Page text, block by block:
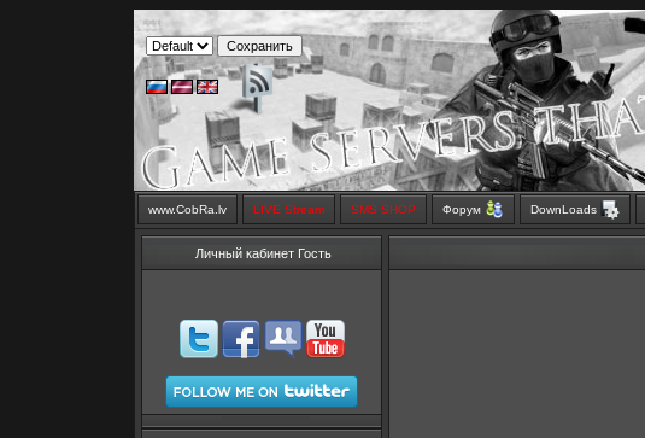
www.CobRa.lv LIVE Stream SMS SHOP Форум DownLoads
Личный кабинет Гость